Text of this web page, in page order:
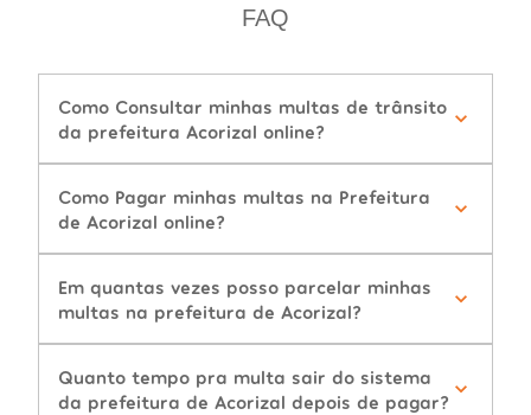
FAQ
Como Consultar minhas multas de trânsito
da prefeitura Acorizal online?
Como Pagar minhas multas na Prefeitura
de Acorizal online?
Em quantas vezes posso parcelar minhas
multas na prefeitura de Acorizal?
Quanto tempo pra multa sair do sistema
da prefeitura de Acorizal depois de pagar?